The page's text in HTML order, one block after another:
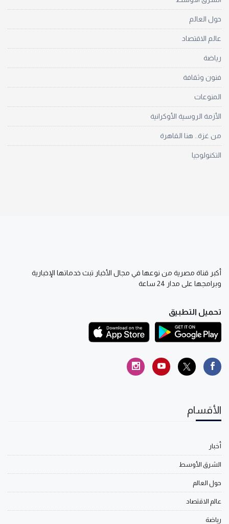
حول العالم
عالم الاقتصاد
رياضة
فنون وثقافة
المنوعات
الأزمة الروسية الأوكرانية
من غزة.. هنا القاهرة
التكنولوجيا
أكبر قناة مصرية من نوعها في مجال الأخبار تبث خدماتها الإخبارية
وبرامجها على مدار 24 ساعة
تحميل التطبيق
الأقسام
أخبار
الشرق الأوسط
حول العالم
عالم الاقتصاد
رياضة